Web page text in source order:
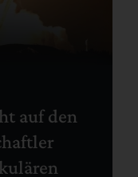
auf den